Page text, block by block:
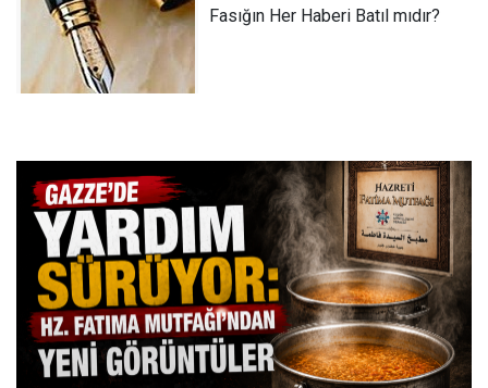
Fasığın Her Haberi Batıl mıdır?